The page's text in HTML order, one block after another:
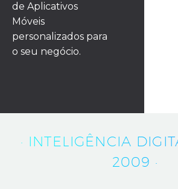
de Aplicativos
Móveis
personalizados para
o seu negócio.
· INTELIGÊNCIA
2009 ·